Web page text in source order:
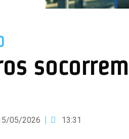
05/2026 13:31